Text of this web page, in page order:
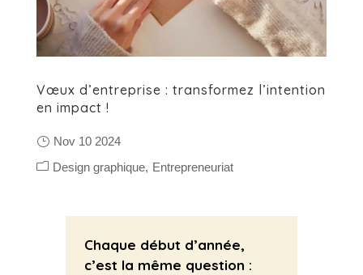
Vœux d’entreprise : transformez l’intention
en impact !
Nov 10 2024
Design graphique
Entrepreneuriat
Chaque début d’année,
c’est la même question :